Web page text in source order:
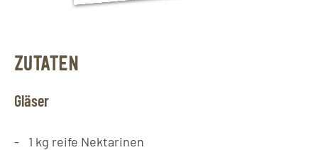
ZUTATEN
Gläser
1 kg reife Nektarinen